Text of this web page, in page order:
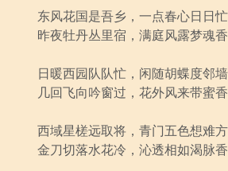
东风花国是吾乡，一点春心日日忙
昨夜牡丹丛里宿，满庭风露梦魂香
日暖西园队队忙，闲随胡蝶度邻墙
几回飞向吟窗过，花外风来带蜜香
西域星槎远取将，青门五色想难方
金刀切落水花冷，沁透相如渴脉香